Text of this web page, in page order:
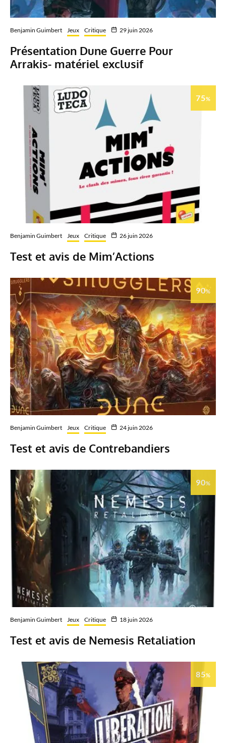
Benjamin Guimbert Jeux Critique 29 juin 2026
Présentation Dune Guerre Pour
Arrakis- matériel exclusif
75%
Benjamin Guimbert Jeux Critique 26 juin 2026
Test et avis de Mim’Actions
90%
Benjamin Guimbert Jeux Critique 24 juin 2026
Test et avis de Contrebandiers
90%
Benjamin Guimbert Jeux Critique 18 juin 2026
Test et avis de Nemesis Retaliation
85%